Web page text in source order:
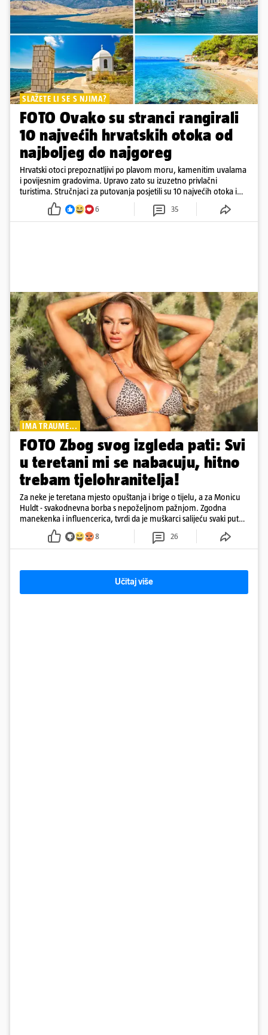
SLAŽETE LI SE S NJIMA?
FOTO Ovako su stranci rangirali
10 najvećih hrvatskih otoka od
najboljeg do najgoreg
Hrvatski otoci prepoznatljivi po plavom moru, kamenitim uvalama
i povijesnim gradovima. Upravo zato su izuzetno privlačni
turistima. Stručnjaci za putovanja posjetili su 10 najvećih otoka i
rangirali ih
6 35
IMA TRAUME...
FOTO Zbog svog izgleda pati: Svi
u teretani mi se nabacuju, hitno
trebam tjelohranitelja!
Za neke je teretana mjesto opuštanja i brige o tijelu, a za Monicu
Huldt - svakodnevna borba s nepoželjnom pažnjom. Zgodna
manekenka i influencerica, tvrdi da je muškarci salijeću svaki put
kad dođe na trening
8 26
Učitaj više